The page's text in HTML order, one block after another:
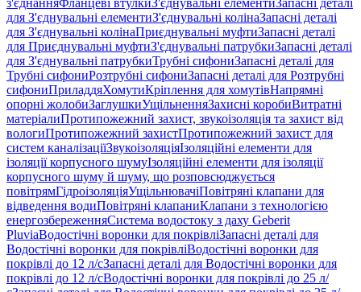
з'єднанняФланцеві втулкиЗ'єднувальні елементиЗапасні деталі
для З'єднувальні елементиЗ'єднувальні колінаЗапасні деталі
для З'єднувальні колінаПриєднувальні муфтиЗапасні деталі
для Приєднувальні муфтиЗ'єднувальні патрубкиЗапасні деталі
для З'єднувальні патрубкиТрубні сифониЗапасні деталі для
Трубні сифониРозтрубні сифониЗапасні деталі для Розтрубні
сифониПриладдяХомутиКріплення для хомутівНапрямні
опорні жолобиЗаглушкиУщільненняЗахисні коробиВитратні
матеріалиПротипожежний захист, звукоізоляція та захист від
вологиПротипожежний захистПротипожежний захист для
систем каналізаціїЗвукоізоляціяІзоляційні елементи для
ізоляції корпусного шумуІзоляційні елементи для ізоляції
корпусного шуму й шуму, що розповсюджується
повітрямГідроізоляціяУщільнювачіПовітряні клапани для
відведення водиПовітряні клапаниКлапани з технологією
енергозбереженняСистема водостоку з даху Geberit
PluviaВодостічні воронки для покрівліЗапасні деталі для
Водостічні воронки для покрівліВодостічні воронки для
покрівлі до 12 л/сЗапасні деталі для Водостічні воронки для
покрівлі до 12 л/сВодостічні воронки для покрівлі до 25 л/